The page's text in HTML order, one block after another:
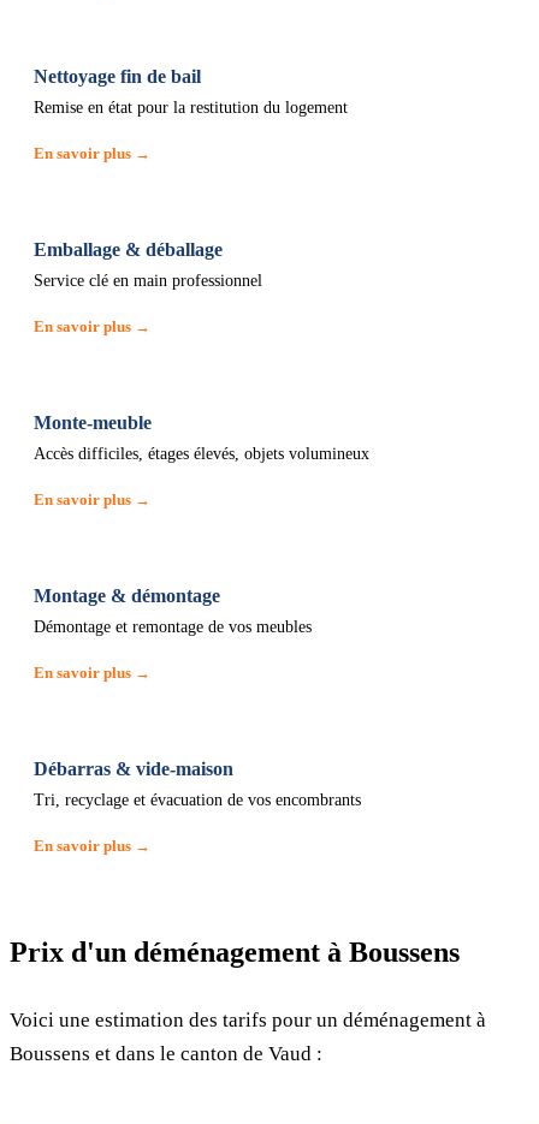
Nettoyage fin de bail
Remise en état pour la restitution du logement
En savoir plus →
Emballage & déballage
Service clé en main professionnel
En savoir plus →
Monte-meuble
Accès difficiles, étages élevés, objets volumineux
En savoir plus →
Montage & démontage
Démontage et remontage de vos meubles
En savoir plus →
Débarras & vide-maison
Tri, recyclage et évacuation de vos encombrants
En savoir plus →
Prix d'un déménagement à Boussens
Voici une estimation des tarifs pour un déménagement à
Boussens et dans le canton de Vaud :